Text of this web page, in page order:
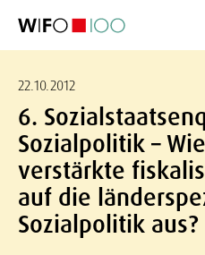
22.10.2012
6.
Sozialpolitik –
verstärkte
auf die
Sozialpolitik aus?